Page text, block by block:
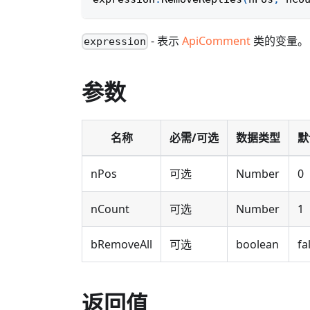
expression - 表示ApiComment 类的变量。
参数
名称 必需/可选 数据类型
nPos 可选 Number 0
nCount 可选 Number 1
bRemoveAll 可选 boolean
返回值